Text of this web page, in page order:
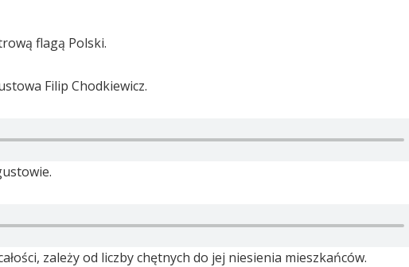
flagą Polski.
Filip Chodkiewicz.
zależy od liczby chętnych do jej niesienia mieszkańców.